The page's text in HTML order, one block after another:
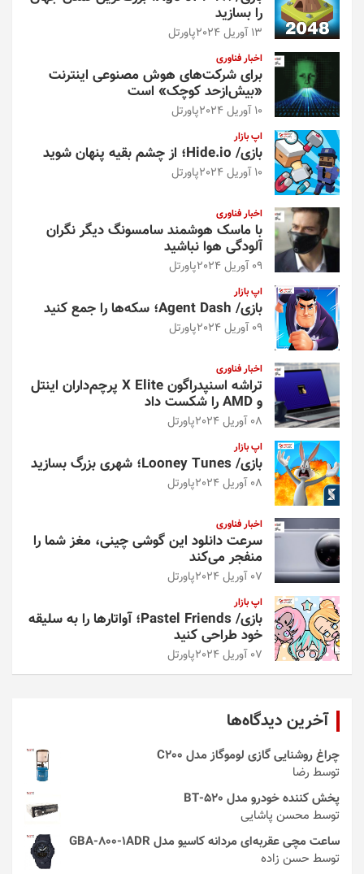
را بسازید
13 آوریل 2024 پاورتل
اخبار فناوری
برای شرکت‌های هوش مصنوعی اینترنت
«بیش‌از‌حد کوچک» است
10 آوریل 2024 پاورتل
اپ بازار
بازی/ Hide.io؛ از چشم بقیه پنهان شوید
10 آوریل 2024 پاورتل
اخبار فناوری
با ماسک هوشمند سامسونگ دیگر نگران
آلودگی هوا نباشید
09 آوریل 2024 پاورتل
اپ بازار
بازی/ Agent Dash؛ سکه‌ها را جمع کنید
09 آوریل 2024 پاورتل
اخبار فناوری
تراشه اسنپدراگون X Elite پرچم‌داران اینتل
و AMD را شکست داد
08 آوریل 2024 پاورتل
اپ بازار
بازی/ Looney Tunes؛ شهری بزرگ بسازید
08 آوریل 2024 پاورتل
اخبار فناوری
سرعت دانلود این گوشی چینی، مغز شما را
منفجر می‌کند
07 آوریل 2024 پاورتل
اپ بازار
بازی/ Pastel Friends؛ آواتارها را به سلیقه
خود طراحی کنید
07 آوریل 2024 پاورتل
آخرین دیدگاه‌ها
چراغ روشنایی گازی لوموگاز مدل C200
توسط رضا
پخش کننده خودرو مدل 520-BT
توسط محسن پاشایی
ساعت مچی عقربه‌ای مردانه کاسیو مدل GBA-800-1ADR
توسط حسن زاده